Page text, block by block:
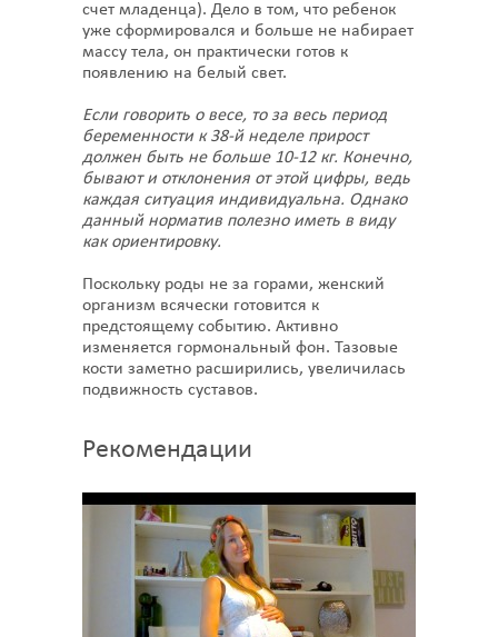
счет младенца). Дело в том, что ребенок
уже сформировался и больше не набирает
массу тела, он практически готов к
появлению на белый свет.
Если говорить о весе, то за весь период
беременности к 38-й неделе прирост
должен быть не больше 10-12 кг. Конечно,
бывают и отклонения от этой цифры, ведь
каждая ситуация индивидуальна. Однако
данный норматив полезно иметь в виду
как ориентировку.
Поскольку роды не за горами, женский
организм всячески готовится к
предстоящему событию. Активно
изменяется гормональный фон. Тазовые
кости заметно расширились, увеличилась
подвижность суставов.
Рекомендации